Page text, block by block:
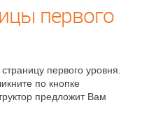
первого
первого уровня.
по кнопке
предложит Вам